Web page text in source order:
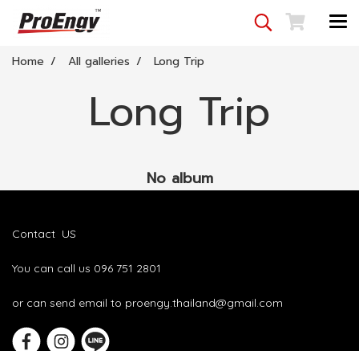
Home All galleries Long Trip
Long Trip
No album
Contact US
You can call us 096 751 2801
or can send email to proengy.thailand@gmail.com